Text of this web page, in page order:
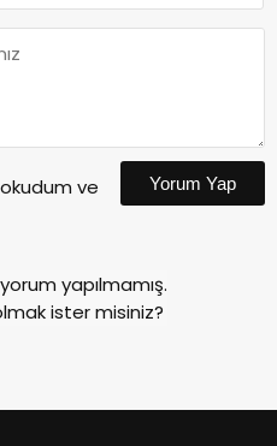
okudum ve
Yorum Yap
yapılmamış.
ister misiniz?